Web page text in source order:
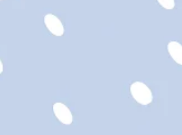
et 3 pour tous les âges.
Convient dès la naissance. S'il vous plaît ne
Lavage à la main seulement; ne pas sécher
repasser. Non recommandé de nettoyer
dans une machine à laver.
Vérifiez toutes les étiquettes à l'arrivée de